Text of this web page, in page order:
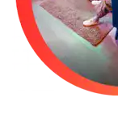
(streaming &
Paket Dynamic